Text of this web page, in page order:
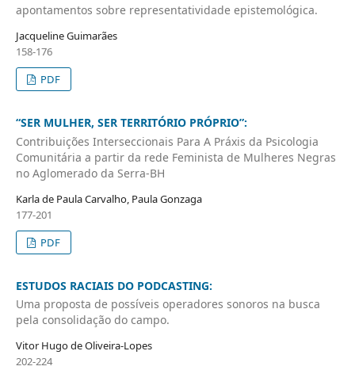
apontamentos sobre representatividade epistemológica.
Jacqueline Guimarães
158-176
PDF
“SER MULHER, SER TERRITÓRIO PRÓPRIO”:
Contribuições Interseccionais Para A Práxis da Psicologia
Comunitária a partir da rede Feminista de Mulheres Negras
no Aglomerado da Serra-BH
Karla de Paula Carvalho, Paula Gonzaga
177-201
PDF
ESTUDOS RACIAIS DO PODCASTING:
Uma proposta de possíveis operadores sonoros na busca
pela consolidação do campo.
Vitor Hugo de Oliveira-Lopes
202-224